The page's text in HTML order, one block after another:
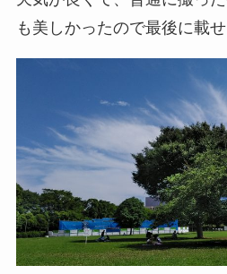
も美しかったので最後に載せ